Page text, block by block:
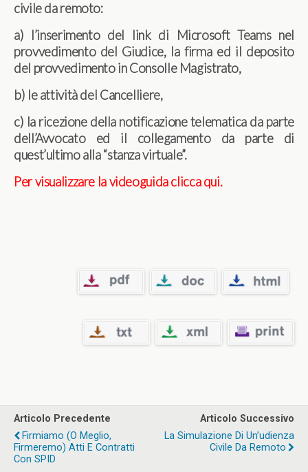
civile da remoto:
a) l’inserimento del link di Microsoft Teams nel
provvedimento del Giudice, la firma ed il deposito
del provvedimento in Consolle Magistrato,
b) le attività del Cancelliere,
c) la ricezione della notificazione telematica da parte
dell’Avvocato ed il collegamento da parte di
quest’ultimo alla “stanza virtuale”.
Per visualizzare la videoguida clicca qui.
Articolo Precedente
Firmiamo (o Meglio,
Firmeremo) Atti E Contratti
Con SPID
Articolo Successivo
La Simulazione Di Un’udienza
Civile Da Remoto